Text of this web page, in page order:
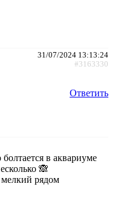
31/07/2024 13:13:24
#3163330
Ответить
в аквариуме
🙈
рядом